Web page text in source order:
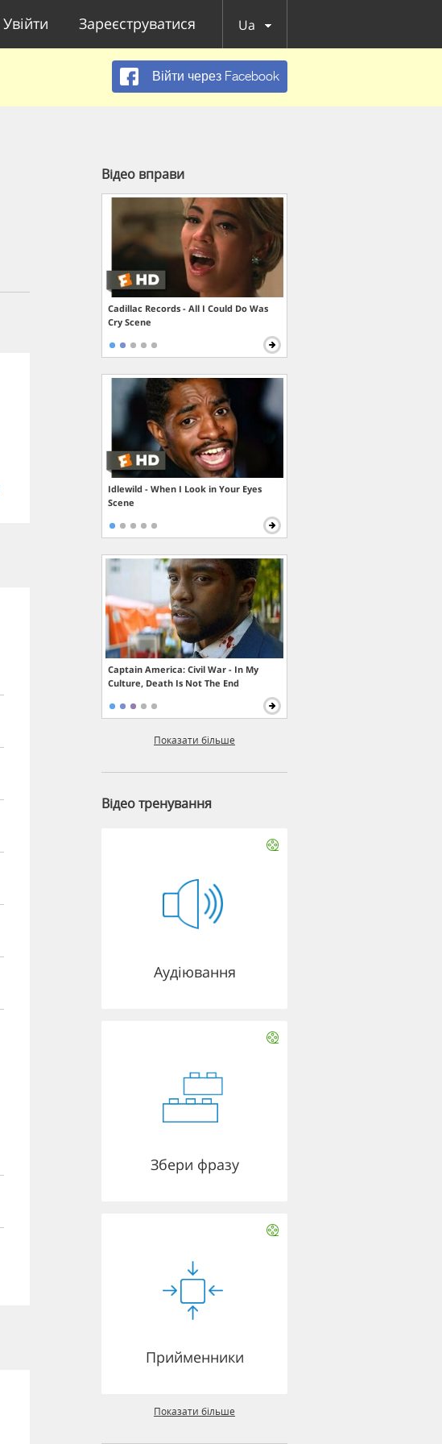
Увійти Зареєструватися Ua
Війти через Facebook
Відео вправи
Cadillac Records - All I Could Do Was
Cry Scene
Idlewild - When I Look in Your Eyes
Scene
Captain America: Civil War - In My
Culture, Death Is Not The End
Показати більше
Відео тренування
Аудіювання
Збери фразу
Прийменники
Показати більше